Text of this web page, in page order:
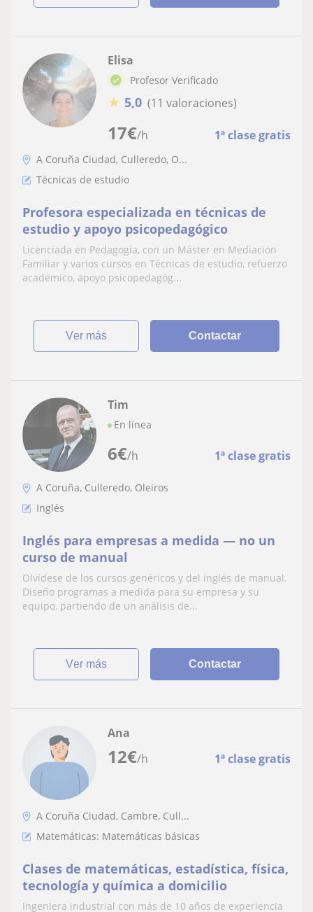
17€/h 1ª clase gratis
Elisa
Profesor Verificado
★ 5,0 (11 valoraciones)
A Coruña Ciudad, Culleredo, O...
Técnicas de estudio
Profesora especializada en técnicas de
estudio y apoyo psicopedagógico
Licenciada en Pedagogía, con un Máster en Mediación
Familiar y varios cursos en Técnicas de estudio, refuerzo
académico, apoyo psicopedagóg...
ver más Contactar
6€/h 1ª clase gratis
Tim
En línea
A Coruña, Culleredo, Oleiros
Inglés
Inglés para empresas a medida — no un
curso de manual
Olvídese de los cursos genéricos y del inglés de manual.
Diseño programas a medida para su empresa y su
equipo, partiendo de un análisis de...
ver más Contactar
12€/h 1ª clase gratis
Ana
A Coruña Ciudad, Cambre, Cull...
Matemáticas: Matemáticas básicas
Clases de matemáticas, estadística, física,
tecnología y química a domicilio
Ingeniera industrial con más de 10 años de experiencia